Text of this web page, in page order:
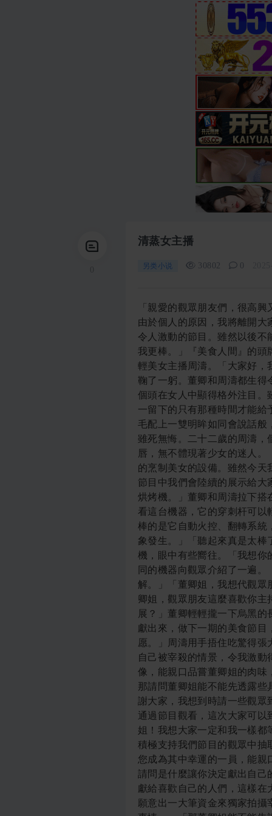
清蒸女主播
另类小说 30802 0
「親愛的觀眾朋友們，很高興又能和大家相聚『美食人間』。今天是我最後一次主持這個節目，由於個人的原因，我將離開大家。感謝一年多來朋友們給我的支持和幫助，讓我越來越喜歡這個令人激動的節目。雖然以後不能再為大家主持這檔節目了，不過我相信周濤小姐以後會主持得比我更棒。」『美食人間』的頭牌主持人——有著天下第一美女稱號的董卿優雅的介紹著旁邊的年輕美女主播周濤。「大家好，我叫周濤，希望以後大家會喜歡我主持的節目。」周濤深深向觀眾鞠了一躬。董卿和周濤都生得令人垂涎，不過又各有千秋。董卿生得身材高挑修長，一米七二的個頭在女人中顯得格外注目。雖然已經三十四歲，可是歲月仿佛沒有在她身上留下任何痕跡，唯一留下的只有那種時間才能給予的成熟和優雅的氣息，讓整個人有種無法言表的引力，長長的睫毛配上一雙明眸如同會說話般，細看之下深遂的像磁石要把你的靈魂吸引進去，如浸陳釀，讓人雖死無悔。二十二歲的周濤，個頭跟董卿不相上下，身上散發著青春的活力，明眸皓齒、秀髮朱唇，無不體現著少女的迷人。「今天我跟周濤給大家主持一次特別的節目，向大家介紹幾款最新的烹制美女的設備。雖然今天我們沒有安排肉畜給大家做現在演示，不過大家不要心急，以後的節目中我們會陸續的展示給大家它們的烹制過程和效果。」「首先大家看這邊的這款多功能穿刺烘烤機。」董卿和周濤拉下搭在機器上面的綢子，一架嶄新、錚亮的機器呈現在眼前。「大家看看這台機器，它的穿刺杆可以輕易的刺穿女人嬌嫩的身體，並自動劃開肚皮，清理乾淨內臟，最棒的是它自動火控、翻轉系統，讓烤制的肉不僅外焦里嫩，而且避免了手工烤制的不均和烤煳現象發生。」「聽起來真是太棒了，從小我就幻想著自己被這樣一台機器刺穿。」周濤輕撫著穿刺機，眼中有些嚮往。「我想你的願望一定會實現的。」董卿打趣道。……良久兩位美女把幾台不同的機器向觀眾介紹了一遍。「至於詳細的功能和好處，周濤將在以後的節目中給大家作講解。」「董卿姐，我想代觀眾朋友們問你一個問題。可以嗎？」董卿用眼神表示可以。「請問董卿姐，觀眾朋友這麼喜歡你主持的節目，為什麼你還要離開呢？大家都很關心你以後到哪裡發展？」董卿輕輕攏一下烏黑的長髮，臉頰像少女一樣泛起淡淡的紅。「其實我決定把自己的身體獻出來，做下一期的美食節目，我知道很多觀眾早就想品嘗我的味道，所以我決定滿足大家的心愿。」周濤用手捂住吃驚得張大的嘴巴，「董卿姐！沒想到——」「其實很早以前我就經常想著自己被宰殺的情景，令我激動得快要窒息，只是最近才下定決心。」「董卿姐，你一直是我的偶像，能親口品嘗董卿姐的肉味，那會是多麼令人激動的情景！我想很多觀眾跟我是一樣的心情，那請問董卿姐能不能先透露些具體的情況？」「嗯——平時能有這麼多觀眾喜歡和支持，為了感謝大家，我想到時請一些觀眾到現場來品嘗。」「噢！那我們觀眾朋友可是有口福啦，平時只能通過節目觀看，這次大家可以到現場來品嘗，真是太棒啦！更何況這是要品嘗我們崇拜的董卿姐！我想大家一定和我一樣都等不及想知道怎麼才能到現場去？」「其實很簡單，我們將從平時積極支持我們節目的觀眾中抽取十名幸運觀眾，屆時由工作人員把請柬送到您手中。」「那希望您成為其中幸運的一員，能親口品嘗董卿姐的嫩肉。」周濤攏一下秀髮，「董卿姐還有個問題，請問是什麼讓你決定獻出自己的身體呢？」「其實這是我很早的夢想，在自己美麗的時候把身子獻給喜歡自己的人們，這樣在大家心裡永遠都會記住我最美麗的時刻。還有一個原因是因為有人願意出一大筆資金來獨家拍攝宰殺、烹制我的過程。這樣我就可以有足夠的遺產來做一些想做的事情。」「那董卿姐能不能告訴大家是什麼樣的事情讓你決然獻出身體呢？」董卿略沉吟道：「說原因也很簡單，一是我想成立個基金會，為那些無家可歸的孤兒提供些幫助。另外最主要的原因是，我要把身子做為禮物送給一生最愛的人作生日禮物，讓他親手來處理我。」「那是什麼人有這麼好的福氣！」周濤有些吃驚的問：「怎麼從來沒聽董卿姐提起這樣一個人呢？」「這是我的一個小秘密。」董卿顯得有些許饈澀「到時候大家就會知道了。」藍天推門進屋看到母親董卿已經把晚飯準備好了。見到兒子回來，董卿招唿兒子洗手吃飯。藍天是董卿十六歲時生的孩子，那時董卿已生得花兒一般，雖然是個孤兒。戰爭暴發了，為了保衛家園，士兵們準備出發，那幾乎是去送死，可是他們還是義無反顧。董卿和許多姑娘一樣獻出自己的身子來慰藉這些心目中的英雄，在那一夜就懷上了藍天，甚至不知道藍天的父親是誰，但董卿還是毅然的生下藍天，至少可以跟她作個伴，讓她不再孤零零的一個人，雖然那付出了很多，但在董卿心裡那卻是甜蜜。２那次戰爭之後，造物主不知為什麼離開了地球，卻留下奇怪的疾病，那之後懷孕生下的全是女孩，人類面臨另一次危機。後來有人發現了治療的一種方法，吃人肉後會有一定機率生下男孩，富人開始飼養女肉畜供自己食用，有些女人亦自願把自己的身子獻出來。生活總是那麼奇怪，說不清對與錯，搞不懂善與惡。也許是自然跟人開玩笑，也許是上帝跟人在開玩笑，也許是我們自己在跟自己開著玩笑。也許夢醒的時候才真正是夢的開始。 `呵呵，言歸正傳。入夜董卿洗完澡來到客廳，坐在兒子旁邊陪兒子一起看電視。藍天的眼睛再次被母親的美深深吸引住。出浴的董卿如芙蓉般嬌嫵動人。烏黑的秀髮濕漉漉的垂散在胸前，讓睡衣中高聳的雙峰如隔雲煙若隱若現，更襯托出粉頸的滑嫩。董卿一條大腿搭在另一條腿上，從衣擺下看去，整個修長圓潤的曲線讓藍天熱血直涌。這時電視中正重播著白天的美食節目，聽到母親要獻出自己的身子，藍天吃驚得合不攏嘴巴。定定的看著眼前嫵媚得讓人垂涎的女人。「其實媽媽也是最近才下決心的。」董卿輕撫著兒子的頭頂，「明天你就畢業了，可以成為一名真正的廚師。媽媽知道你的成績很優秀，可是要做出一道人夸的美食，需要好的食材才行。」藍天定定的看著母親，「您好的意思是？？！」藍天不敢相信自己的耳朵。「媽媽請專家鑑定過了，媽媽的肉質十分適合蒸煮，媽媽願做你的食材，所以你一定要用媽媽的身子做出一道極品美食，可別浪費了媽媽這上好的食材喲！」董卿把兒子摟入懷中，「別怪媽媽偷看你的日記，媽媽知道你很早以前已經幻想著媽媽成為最美最美的美食，媽媽讓你去學廚藝就是想讓媽媽最愛的藍天兒親手把媽媽做成美食。」「可是藍天會捨不得媽媽。」藍天依在母親懷裡。「再過幾天就是你十八歲生日，媽媽把身子送給你做生日禮物讓你來宰殺。那是你的夢想，也是媽媽的心愿。媽媽要和最親的藍天兒一起享受整個過程。」「藍天兒不要沒有媽媽！」藍天抽泣著。「過段時間藍天兒會有自己的女人，媽媽也會變老，媽媽要把女人最美最動人的時刻永遠留在藍天兒的心中。」「在藍天兒的心中媽媽永遠是最美的。」「傻孩子。媽媽知道。」董卿輕撫著兒子的後背。「媽媽已經跟人簽了協議，你不來烹制媽媽，媽媽就會被別人宰殺。」「真的嗎？」藍天抬頭望著馨飴皎美的眼睛。「所以藍天兒這幾天要好好下功夫研究一下烹制方法，別浪費了媽媽這麼好的身子。」「嗯！」藍天用力點點頭，「我一定把媽媽變成世界上最美最美的色香味俱經典的美食。」「媽媽知道你想品嘗媽媽乳汁，所以媽媽做了催乳術，現在媽媽有很多乳汁可以給藍天兒吸。」藍天不知自己的手是怎樣攀上那令人暈厥的如玉如瓷的溫潤白滑，嫣紅的突起剛入口便湧出難以言表的美味，清香如荷苞上的朝露、甘美如心間的春夢。霎時一腔慈母柔情化做春潮如水。鳳翔山莊坐落在一個鮮